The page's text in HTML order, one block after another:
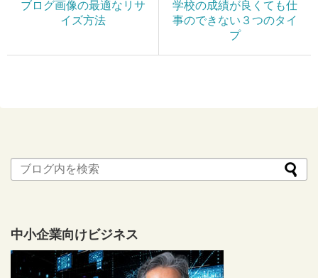
ブログ画像の最適なリサ
イズ方法
学校の成績が良くても仕
事のできない３つのタイ
プ
中小企業向けビジネス